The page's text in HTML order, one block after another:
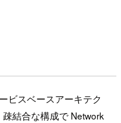
ビスベースアーキテク
結合な構成で Network